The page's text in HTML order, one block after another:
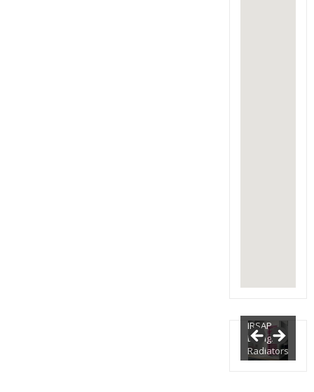
IRSAP
Design
Radiators